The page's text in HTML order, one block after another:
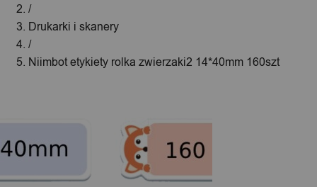
/
Drukarki i skanery
/
Niimbot etykiety rolka zwierzaki2 14*40mm 160szt